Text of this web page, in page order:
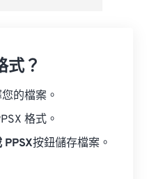
式？
的檔案。
格式。
PPSX按鈕儲存檔案。